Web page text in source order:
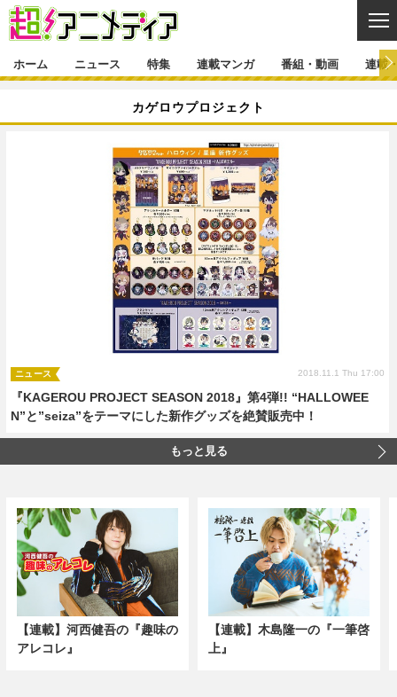
ゲーム・アプリ
グッズ イベント
コスプレ
特集一覧
インタビュー レポート
ラキりす
連載マンガ一覧 連載一覧
番組・動画一覧
連載・ブログ一覧
編集部ブログ・お知らせ
ホーム ニュース 特集 連載マンガ 番組・動画 連載
カゲロウプロジェクト
『KAGEROU PROJECT SEASON 2018』第4弾!! “HALLOWEE
N”と”seiza”をテーマにした新作グッズを絶賛販売中！
ニュース 2018.11.1 Thu 17:00
もっと見る
【連載】河西健吾の『趣味の
アレコレ』
【連載】木島隆一の『一筆啓
上』